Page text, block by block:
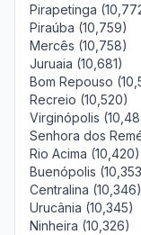
Pirapetinga
Piraúba (10,759)
Mercês (10,758)
Juruaia (10,681)
Bom Repouso
Recreio (10,520)
Virginópolis
Senhora dos
Rio Acima (10,420)
Buenópolis
Centralina (10,346)
Urucânia (10,345)
Ninheira (10,326)